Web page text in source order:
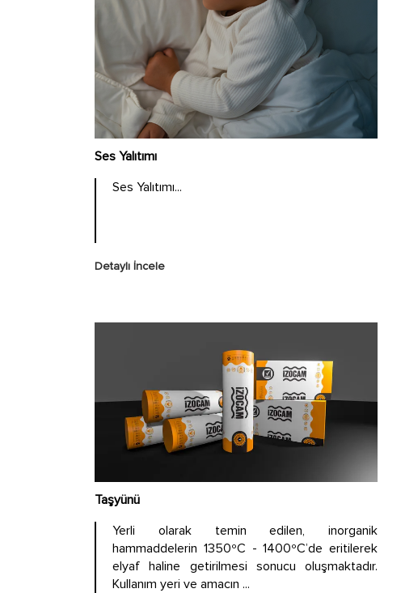
Ses Yalıtımı
Ses Yalıtımı...
Detaylı İncele
Taşyünü
Yerli olarak temin edilen, inorganik
hammaddelerin 1350ºC - 1400ºC’de eritilerek
elyaf haline getirilmesi sonucu oluşmaktadır.
Kullanım yeri ve amacın ...